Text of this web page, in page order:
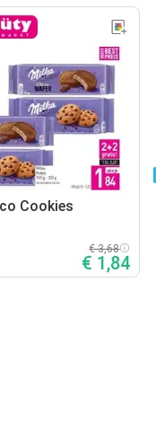
Cookies
€ 3,68
€ 1,84